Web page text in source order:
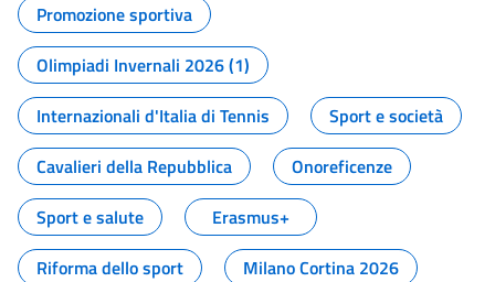
Promozione sportiva
Olimpiadi Invernali 2026 (1)
Internazionali d'Italia di Tennis
Sport e società
Cavalieri della Repubblica
Onoreficenze
Sport e salute
Erasmus+
Riforma dello sport
Milano Cortina 2026